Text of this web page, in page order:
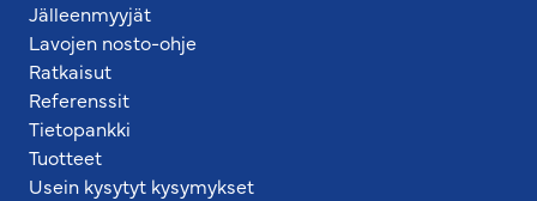
Jälleenmyyjät
Lavojen nosto-ohje
Ratkaisut
Referenssit
Tietopankki
Tuotteet
Usein kysytyt kysymykset